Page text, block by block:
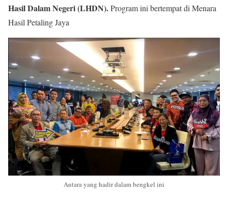
Hasil Dalam Negeri (LHDN).Program ini bertempat di Menara
Hasil Petaling Jaya
Antara yang hadir dalam bengkel ini